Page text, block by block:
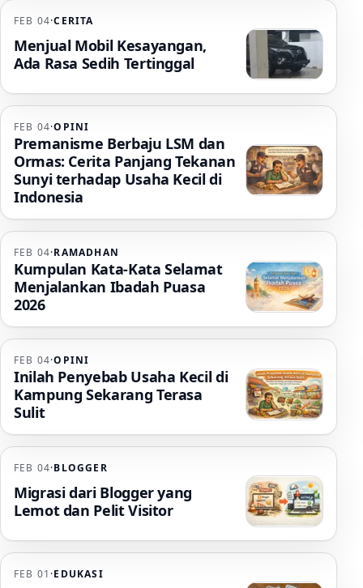
FEB 04·CERITA
Menjual Mobil Kesayangan,
Ada Rasa Sedih Tertinggal
FEB 04·OPINI
Premanisme Berbaju LSM dan
Ormas: Cerita Panjang Tekanan
Sunyi terhadap Usaha Kecil di
Indonesia
FEB 04·RAMADHAN
Kumpulan Kata-Kata Selamat
Menjalankan Ibadah Puasa
2026
FEB 04·OPINI
Inilah Penyebab Usaha Kecil di
Kampung Sekarang Terasa
Sulit
FEB 04·BLOGGER
Migrasi dari Blogger yang
Lemot dan Pelit Visitor
FEB 01 ·EDUKASI